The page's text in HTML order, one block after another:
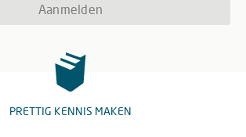
Aanmelden
PRETTIG KENNIS MAKEN